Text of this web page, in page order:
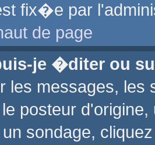
fix�e par
de page
je �diter ou
les messages,
posteur d'origine,
sondage,